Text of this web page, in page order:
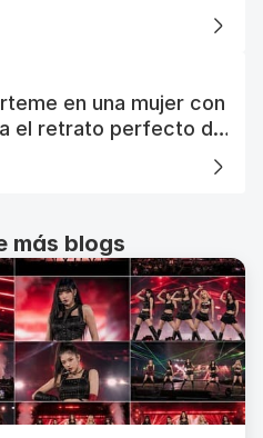
en una mujer con
el retrato perfecto de
más blogs